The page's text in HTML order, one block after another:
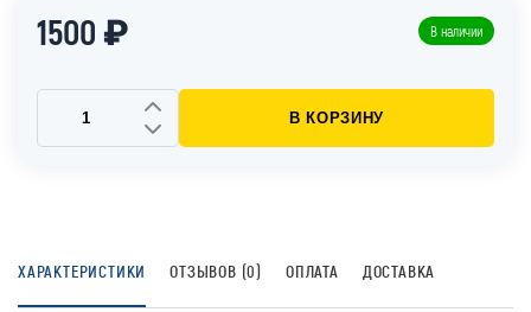
1500 ₽ В наличии
В КОРЗИНУ
ХАРАКТЕРИСТИКИ ОТЗЫВОВ (0) ОПЛАТА ДОСТАВКА